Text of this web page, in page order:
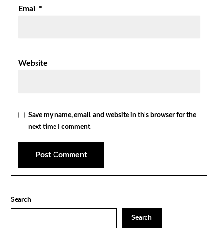
Email *
Website
Save my name, email, and website in this browser for the
next time I comment.
Search
Search